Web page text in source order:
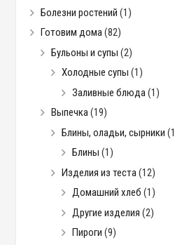
Болезни ростений (1)
Готовим дома(82)
Бульоны и супы (2)
Холодные супы (1)
Заливные блюда(1)
Выпечка(19)
Блины, оладьи, сырники
Блины (1)
Изделия из теста(12)
Домашний хлеб (1)
Другие изделия (2)
Пироги (9)